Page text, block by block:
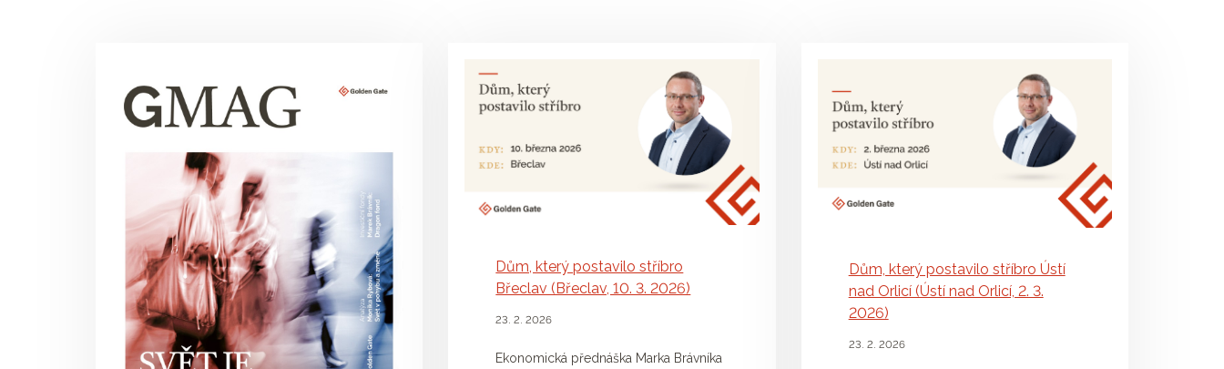
Dům, který postavilo stříbro
Břeclav (Břeclav, 10. 3. 2026)
23. 2. 2026
Ekonomická přednáška Marka Brávníka
Dům, který postavilo stříbro Ústí
nad Orlicí (Ústí nad Orlicí, 2. 3.
2026)
23. 2. 2026